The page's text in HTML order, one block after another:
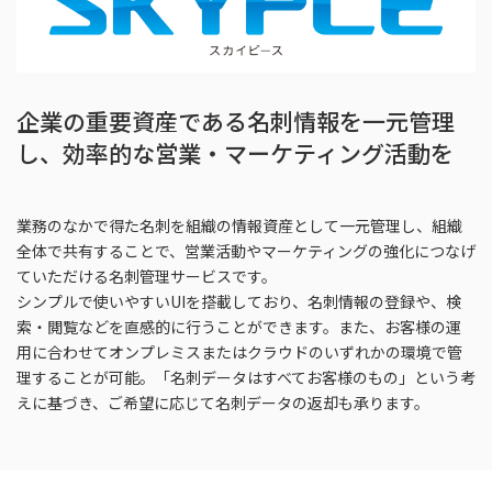
企業の重要資産である名刺情報を一元管理
し、効率的な営業・マーケティング活動を
業務のなかで得た名刺を組織の情報資産として一元管理し、組織
全体で共有することで、営業活動やマーケティングの強化につなげ
ていただける名刺管理サービスです。
シンプルで使いやすいUIを搭載しており、名刺情報の登録や、検
索・閲覧などを直感的に行うことができます。また、お客様の運
用に合わせてオンプレミスまたはクラウドのいずれかの環境で管
理することが可能。「名刺データはすべてお客様のもの」という考
えに基づき、ご希望に応じて名刺データの返却も承ります。